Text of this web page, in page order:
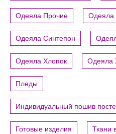
Одеяла Прочие Одеяла
Одеяла Синтепон
Одеяла Хлопок Одеяла
Пледы
Индивидуальный пошив
Готовые изделия Ткани